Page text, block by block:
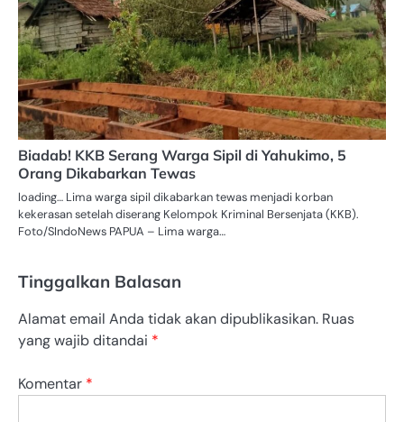
Biadab! KKB Serang Warga Sipil di Yahukimo, 5
Orang Dikabarkan Tewas
loading… Lima warga sipil dikabarkan tewas menjadi korban
kekerasan setelah diserang Kelompok Kriminal Bersenjata (KKB).
Foto/SIndoNews PAPUA – Lima warga…
Tinggalkan Balasan
Alamat email Anda tidak akan dipublikasikan. Ruas
yang wajib ditandai *
Komentar *